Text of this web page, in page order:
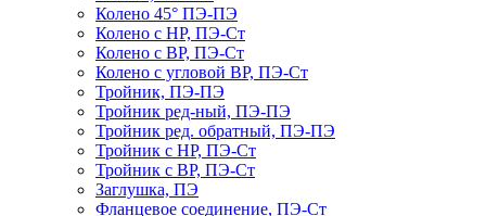
Колено 45° ПЭ-ПЭ
Колено с НР, ПЭ-Ст
Колено с ВР, ПЭ-Ст
Колено с угловой ВР, ПЭ-Ст
Тройник, ПЭ-ПЭ
Тройник ред-ный, ПЭ-ПЭ
Тройник ред. обратный, ПЭ-ПЭ
Тройник с НР, ПЭ-Ст
Тройник с ВР, ПЭ-Ст
Заглушка, ПЭ
Фланцевое соединение, ПЭ-Ст